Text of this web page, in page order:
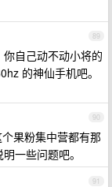
89
自己动不动小将的
的神仙手机吧。
90
果粉集中营都有那
一些问题吧。
91